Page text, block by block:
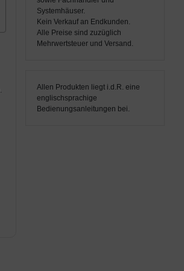
Systemhäuser.
Kein Verkauf an Endkunden.
Alle Preise sind zuzüglich
Mehrwertsteuer und Versand.
Allen Produkten liegt i.d.R. eine
englischsprachige
Bedienungsanleitungen bei.